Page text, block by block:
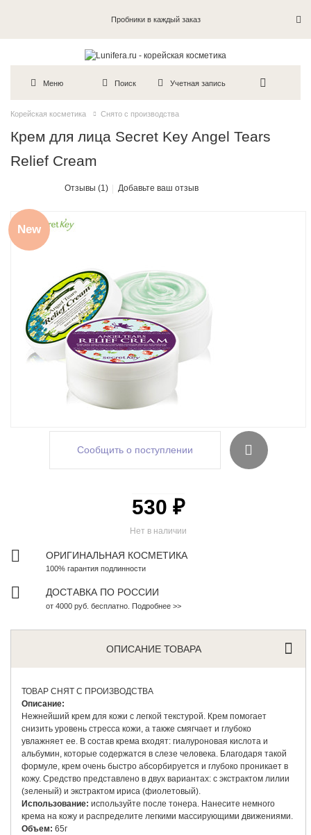
Пробники в каждый заказ
Меню Поиск Учетная запись
Корейская косметика Снято с производства
Крем для лица Secret Key Angel Tears
Relief Cream
Отзывы (1) Добавьте ваш отзыв
New
Сообщить о поступлении
Нет в наличии
530 ₽
ОРИГИНАЛЬНАЯ КОСМЕТИКА
100% гарантия подлинности
ДОСТАВКА ПО РОССИИ
от 4000 руб. бесплатно. Подробнее >>
ОПИСАНИЕ ТОВАРА
ТОВАР СНЯТ С ПРОИЗВОДСТВА
Описание:
Нежнейший крем для кожи с легкой текстурой. Крем помогает
снизить уровень стресса кожи, а также смягчает и глубоко
увлажняет ее. В состав крема входят: гиалуроновая кислота и
альбумин, которые содержатся в слезе человека. Благодаря такой
формуле, крем очень быстро абсорбируется и глубоко проникает в
кожу. Средство представлено в двух вариантах: с экстрактом лилии
(зеленый) и экстрактом ириса (фиолетовый).
Использование: используйте после тонера. Нанесите немного
крема на кожу и распределите легкими массирующими движениями.
Объем: 65г